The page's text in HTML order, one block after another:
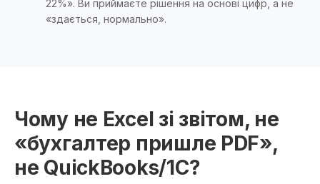
22%». Ви приймаєте рішення на основі цифр, а не
«здається, нормально».
Чому не Excel зі звітом, не
«бухгалтер пришле PDF»,
не QuickBooks/1С?